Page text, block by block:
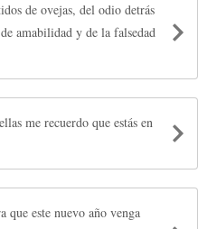
de ovejas, del odio detrás
amabilidad y de la falsedad
me recuerdo que estás en
que este nuevo año venga